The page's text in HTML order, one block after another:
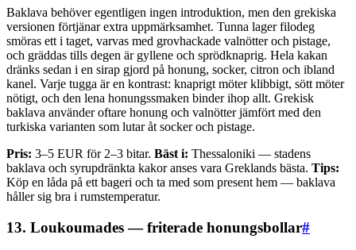
Baklava behöver egentligen ingen introduktion, men den grekiska
versionen förtjänar extra uppmärksamhet. Tunna lager filodeg
smöras ett i taget, varvas med grovhackade valnötter och pistage,
och gräddas tills degen är gyllene och sprödknaprig. Hela kakan
dränks sedan i en sirap gjord på honung, socker, citron och ibland
kanel. Varje tugga är en kontrast: knaprigt möter klibbigt, sött möter
nötigt, och den lena honungssmaken binder ihop allt. Grekisk
baklava använder oftare honung och valnötter jämfört med den
turkiska varianten som lutar åt socker och pistage.
Pris: 3–5 EUR för 2–3 bitar. Bäst i: Thessaloniki — stadens
baklava och syrupdränkta kakor anses vara Greklands bästa. Tips:
Köp en låda på ett bageri och ta med som present hem — baklava
håller sig bra i rumstemperatur.
13. Loukoumades — friterade honungsbollar#